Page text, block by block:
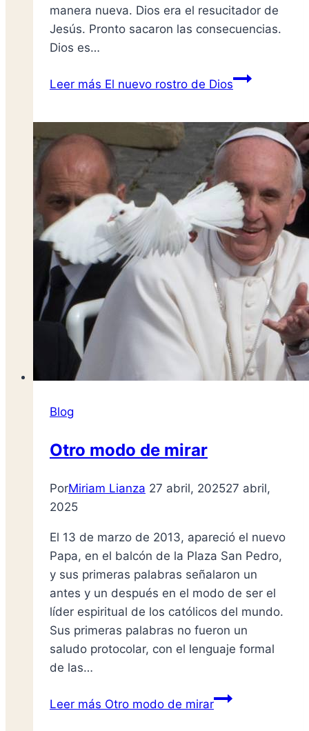
manera nueva. Dios era el resucitador de
Jesús. Pronto sacaron las consecuencias.
Dios es…
Leer más El nuevo rostro de Dios
Blog
Otro modo de mirar
PorMiriam Lianza 27 abril, 202527 abril,
2025
El 13 de marzo de 2013, apareció el nuevo
Papa, en el balcón de la Plaza San Pedro,
y sus primeras palabras señalaron un
antes y un después en el modo de ser el
líder espiritual de los católicos del mundo.
Sus primeras palabras no fueron un
saludo protocolar, con el lenguaje formal
de las…
Leer más Otro modo de mirar